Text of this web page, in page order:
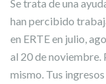
Se trata de una
han percibido
en ERTE en julio,
al 20 de noviembre.
mismo. Tus